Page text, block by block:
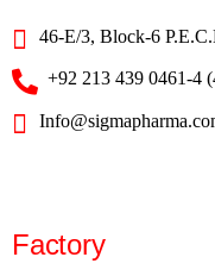
46-E/3, Block-6
+92 213 439 0461-4
Factory